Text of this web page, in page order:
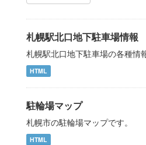
札幌駅北口地下駐車場情報
札幌駅北口地下駐車場の各種情
HTML
駐輪場マップ
札幌市の駐輪場マップです。
HTML